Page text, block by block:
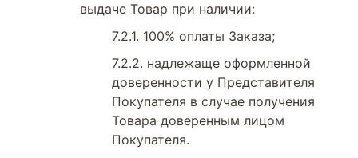
выдаче Товар при наличии:
100% оплаты Заказа;
надлежаще оформленной
доверенности у Представителя
Покупателя в случае получения
Товара доверенным лицом
Покупателя.